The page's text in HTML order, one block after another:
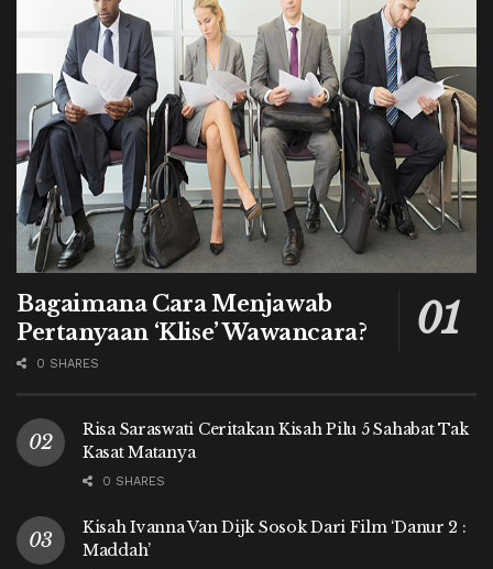
Bagaimana Cara Menjawab
Pertanyaan ‘Klise’ Wawancara?
0 SHARES
Risa Saraswati Ceritakan Kisah Pilu 5 Sahabat Tak
Kasat Matanya
0 SHARES
Kisah Ivanna Van Dijk Sosok Dari Film ‘Danur 2 :
Maddah’